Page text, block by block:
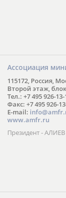
Ассоциация
115172, Россия,
Второй этаж,
Тел.: +7 495 926-
Факс: +7 495 926-
E-mail:
www.amfr.ru
Президент -